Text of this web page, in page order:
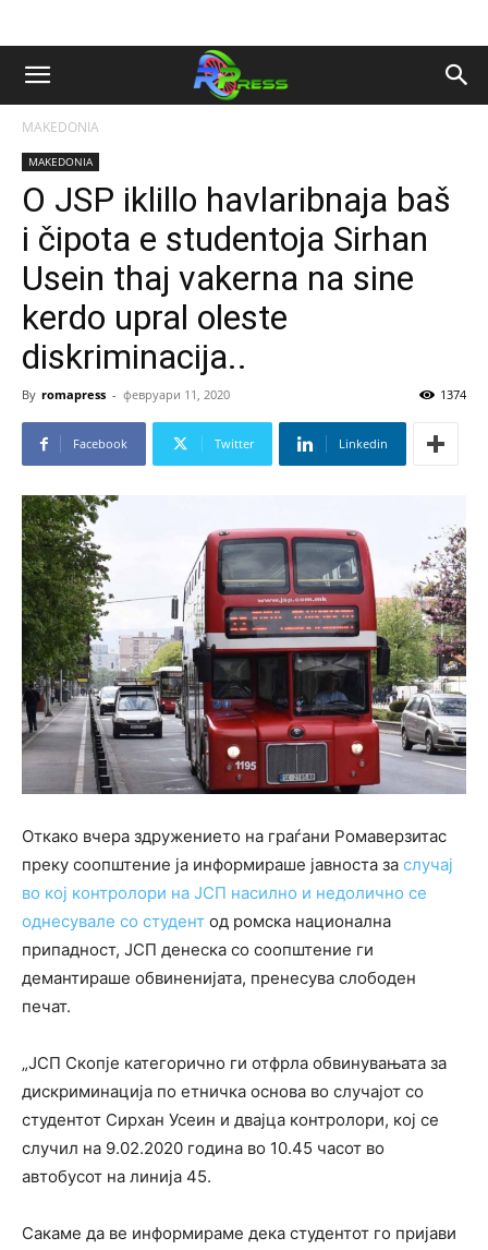
MAKEDONIA
MAKEDONIA
O JSP iklillo havlaribnaja baš
i čipota e studentoja Sirhan
Usein thaj vakerna na sine
kerdo upral oleste
diskriminacija..
By romapress - февруари 11, 2020 1374
Facebook Twitter Linkedin
Откако вчера здружението на граѓани Ромаверзитас
преку соопштение ја информираше јавноста за случај
во кој контролори на ЈСП насилно и недолично се
однесувале со студент од ромска национална
припадност, ЈСП денеска со соопштение ги
демантираше обвиненијата, пренесува слободен
печат.
„ЈСП Скопје категорично ги отфрла обвинувањата за
дискриминација по етничка основа во случајот со
студентот Сирхан Усеин и двајца контролори, кој се
случил на 9.02.2020 година во 10.45 часот во
автобусот на линија 45.
Сакаме да ве информираме дека студентот го пријави